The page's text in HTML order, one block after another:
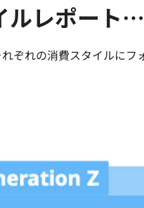
ルレポート
ぞれの消費スタイルに